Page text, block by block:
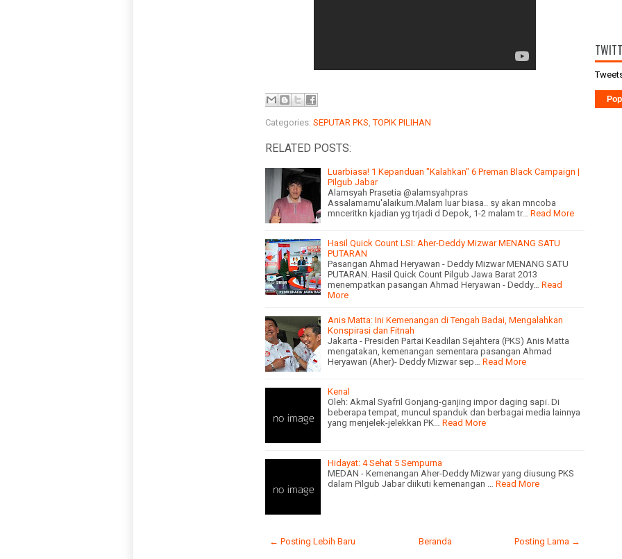
Categories: SEPUTAR PKS ,TOPIK PILIHAN
RELATED POSTS:
Luarbiasa! 1 Kepanduan "Kalahkan" 6 Preman Black Campaign |
Pilgub Jabar
Alamsyah Prasetia @alamsyahpras
Assalamamu'alaikum.Malam luar biasa.. sy akan mncoba
mnceritkn kjadian yg trjadi d Depok, 1-2 malam tr…
Read More
Hasil Quick Count LSI: Aher-Deddy Mizwar MENANG SATU
PUTARAN
Pasangan Ahmad Heryawan - Deddy Mizwar MENANG SATU
PUTARAN. Hasil Quick Count Pilgub Jawa Barat 2013
menempatkan pasangan Ahmad Heryawan - Deddy…
Read
More
Anis Matta: Ini Kemenangan di Tengah Badai, Mengalahkan
Konspirasi dan Fitnah
Jakarta - Presiden Partai Keadilan Sejahtera (PKS) Anis Matta
mengatakan, kemenangan sementara pasangan Ahmad
Heryawan (Aher)- Deddy Mizwar sep…
Read More
Kenal
Oleh: Akmal Syafril Gonjang-ganjing impor daging sapi. Di
beberapa tempat, muncul spanduk dan berbagai media lainnya
yang menjelek-jelekkan PK…
Read More
Hidayat: 4 Sehat 5 Sempurna
MEDAN - Kemenangan Aher-Deddy Mizwar yang diusung PKS
dalam Pilgub Jabar diikuti kemenangan …
Read More
← Posting Lebih Baru Posting Lama →
Beranda